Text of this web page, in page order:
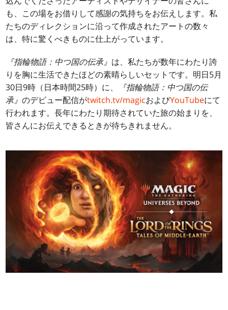
も、この場をお借りして感謝の気持ちをお伝えします。私
たちのディレクションに沿って作成されたアートの数々
は、特に驚くべきものに仕上がっています。
『指輪物語：中つ国の伝承』 は、私たちが数年にわたり誇
りを胸に生活できたほどの素晴らしいセットです。明日5月
30日9時（日本時間25時）に、
『指輪物語：中つ国の伝
承』のデビュー配信がtwitch.tv/magicおよびYouTubeにて
行われます。長年にわたり期待されていた旅の始まりを、
皆さんにお伝えできるときが待ちきれません。